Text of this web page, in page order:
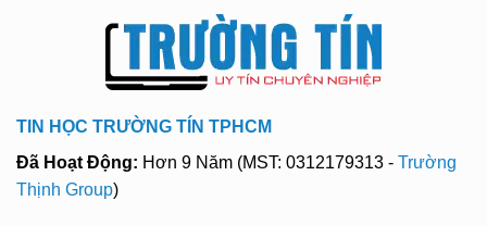
TIN HỌC TRƯỜNG TÍN TPHCM
Đã Hoạt Động: Hơn 9 Năm (MST: 0312179313 - Trường
Thịnh Group)